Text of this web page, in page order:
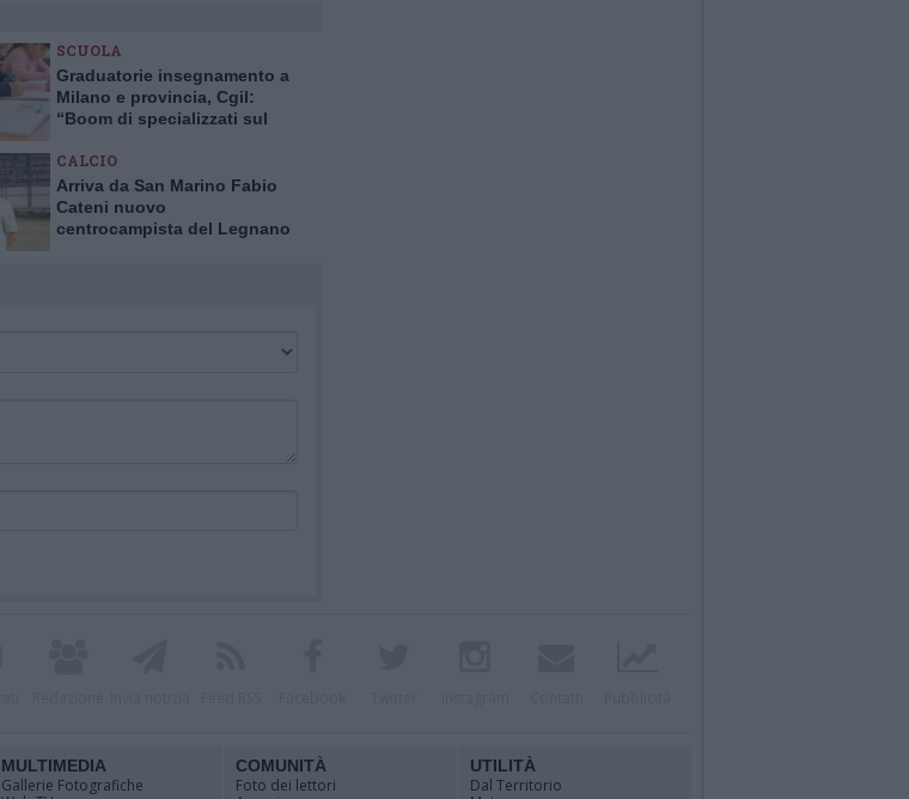
SCUOLA
Graduatorie insegnamento a
Milano e provincia, Cgil:
“Boom di specializzati sul
primaria, esubero alle
superiori”
CALCIO
Arriva da San Marino Fabio
Cateni nuovo
centrocampista del Legnano
MULTIMEDIA
Gallerie Fotografiche
COMUNITÀ
Foto dei lettori
UTILITÀ
Dal Territorio